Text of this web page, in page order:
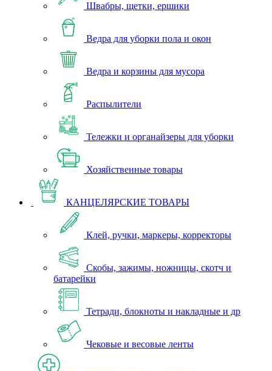
Швабры, щетки, ершики
Ведра для уборки пола и окон
Ведра и корзины для мусора
Распылители
Тележки и органайзеры для уборки
Хозяйственные товары
КАНЦЕЛЯРСКИЕ ТОВАРЫ
Клей, ручки, маркеры, корректоры
Скобы, зажимы, ножницы, скотч и
батарейки
Тетради, блокноты и накладные и др
Чековые и весовые ленты